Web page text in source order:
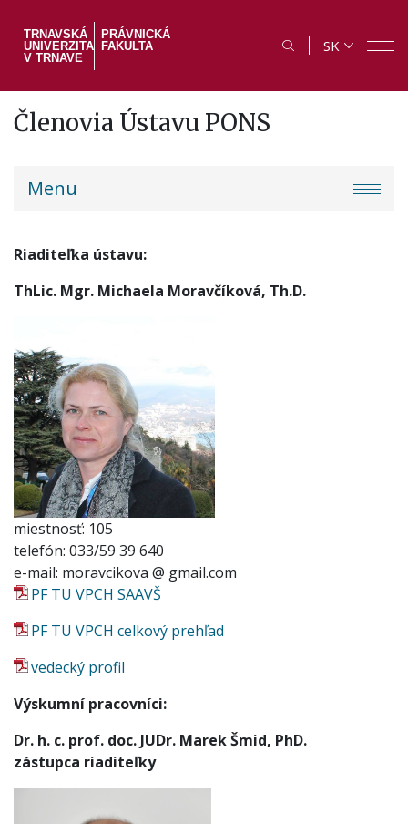
hlavný
TRNAVSKÁ
UNIVERZITA
V TRNAVE
PRÁVNICKÁ
FAKULTA
SK
Členovia Ústavu PONS
PF
Menu
Riaditeľka ústavu:
ThLic. Mgr. Michaela Moravčíková, Th.D.
miestnosť: 105
telefón: 033/59 39 640
e-mail: moravcikova @ gmail.com
PF TU VPCH SAAVŠ
PF TU VPCH celkový prehľad
vedecký profil
Výskumní pracovníci:
Dr. h. c. prof. doc. JUDr. Marek Šmid, PhD.
zástupca riaditeľky